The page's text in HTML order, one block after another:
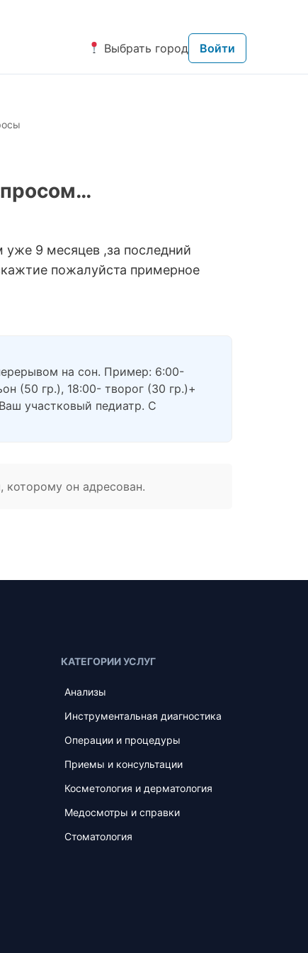
Выбрать город Войти
9 месяцев ,за последний
пожалуйста примерное
на сон. Пример: 6:00-
(50 гр.), 18:00- творог (30 гр.)+
участковый педиатр. С
которому он адресован.
КАТЕГОРИИ УСЛУГ
Анализы
Инструментальная диагностика
Операции и процедуры
Приемы и консультации
Косметология и дерматология
Медосмотры и справки
Стоматология